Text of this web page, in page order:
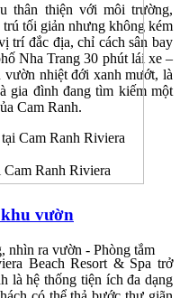
thân thiện với môi trường,
tối giản nhưng không kém
trí đắc địa, chỉ cách sân bay
Nha Trang 30 phút lái xe –
vườn nhiệt đới xanh mướt, là
gia đình đang tìm kiếm một
Cam Ranh.
Ranh Riviera
Beach Resort & Spa trở
là hệ thống tiện ích đa dạng
vườn
nhìn ra vườn - Phòng tắm